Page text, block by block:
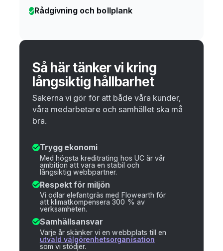
Rådgivning och bollplank
Så här tänker vi kring
långsiktig hållbarhet
Sakerna vi gör för att både våra kunder,
våra medarbetare och samhället ska må
bra.
Trygg ekonomi
Med högsta kreditrating hos UC är vår
ambition att vara en stabil och
långsiktig webbpartner.
Respekt för miljön
Vi odlar elefantgräs med Flowearth för
att klimatkompensera 300 % av
verksamheten.
Samhällsansvar
Varje år skänker vi en webbplats till en
utvald välgörenhetsorganisation
som vi stödjer.